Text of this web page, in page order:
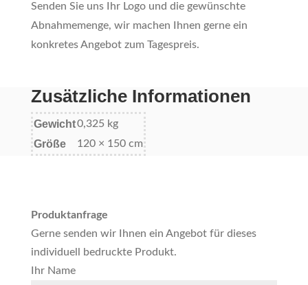
Senden Sie uns Ihr Logo und die gewünschte
Abnahmemenge, wir machen Ihnen gerne ein
konkretes Angebot zum Tagespreis.
Zusätzliche Informationen
Gewicht0,325 kg
Größe 120 × 150 cm
Produktanfrage
Gerne senden wir Ihnen ein Angebot für dieses
individuell bedruckte Produkt.
Ihr Name